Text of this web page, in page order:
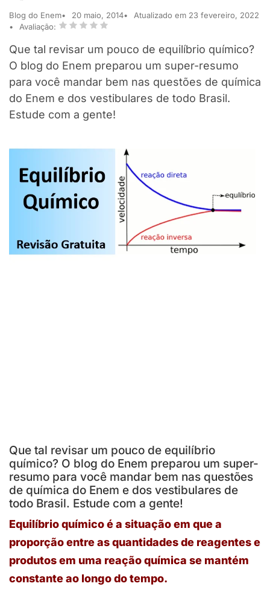
Blog do Enem 20 maio, 2014
Atualizado em 23 fevereiro, 2022
Avaliação:
Que tal revisar um pouco de equilíbrio químico?
O blog do Enem preparou um super-resumo
para você mandar bem nas questões de química
do Enem e dos vestibulares de todo Brasil.
Estude com a gente!
Que tal revisar um pouco de equilíbrio
químico? O blog do Enem preparou um super-
resumo para você mandar bem nas questões
de química do Enem e dos vestibulares de
todo Brasil. Estude com a gente!
Equilíbrio químicoé a situação em que a
proporção entre as quantidades de reagentes e
produtos em uma reação química se mantém
constante ao longo do tempo.